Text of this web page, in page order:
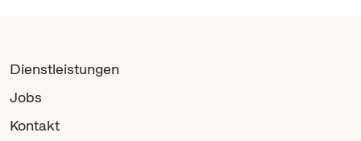
Dienstleistungen
Jobs
Kontakt